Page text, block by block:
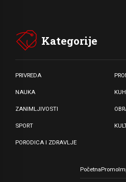
Kategorije
PRIVREDA
NAUKA
ZANIMLJIVOSTI
SPORT
PORODICA I ZDRAVLJE
PočetnaPromo